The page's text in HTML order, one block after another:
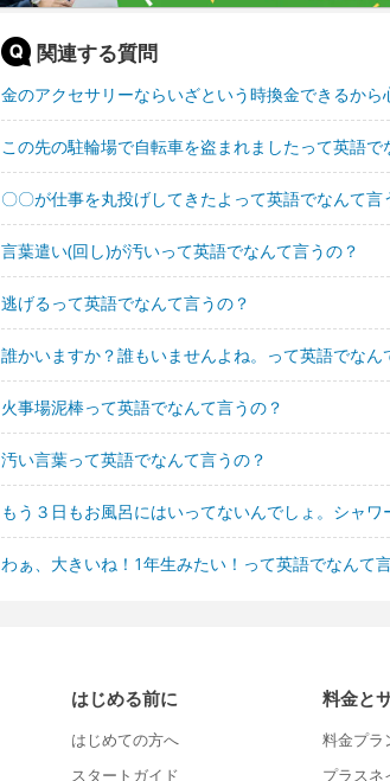
関連する質問
金のアクセサリーならいざという時換金できるか
この先の駐輪場で自転車を盗まれましたって英語で
〇〇が仕事を丸投げしてきたよって英語でなんて言
言葉遣い(回し)が汚いって英語でなんて言うの？
逃げるって英語でなんて言うの？
誰かいますか？誰もいませんよね。って英語でなん
火事場泥棒って英語でなんて言うの？
汚い言葉って英語でなんて言うの？
もう３日もお風呂にはいってないんでしょ。シャ
わぁ、大きいね！1年生みたい！って英語でなんて
はじめる前に
はじめての方へ
スタートガイド
料金と
料金プラ
プラスネ